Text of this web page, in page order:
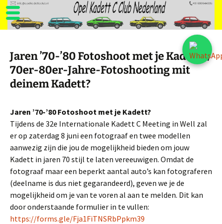
inhoud
Jaren ’70-’80 Fotoshoot met je Kadett? /
70er-80er-Jahre-Fotoshooting mit
deinem Kadett?
Jaren ’70-’80 Fotoshoot met je Kadett?
Tijdens de 32e Internationale Kadett C Meeting in Well zal
er op zaterdag 8 juni een fotograaf en twee modellen
aanwezig zijn die jou de mogelijkheid bieden om jouw
Kadett in jaren 70 stijl te laten vereeuwigen. Omdat de
fotograaf maar een beperkt aantal auto’s kan fotograferen
(deelname is dus niet gegarandeerd), geven we je de
mogelijkheid om je van te voren al aan te melden. Dit kan
door onderstaande formulier in te vullen:
https://forms.gle/Fja1FiTNSRbPpkm39